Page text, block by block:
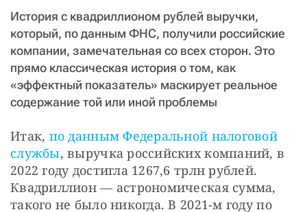
История с квадриллионом рублей выручки,
который, по данным ФНС, получили российские
компании, замечательная со всех сторон. Это
прямо классическая история о том, как
«эффектный показатель» маскирует реальное
содержание той или иной проблемы
Итак, по данным Федеральной налоговой
службы, выручка российских компаний, в
2022 году достигла 1267,6 трлн рублей.
Квадриллион — астрономическая сумма,
такого не было никогда. В 2021-м году по